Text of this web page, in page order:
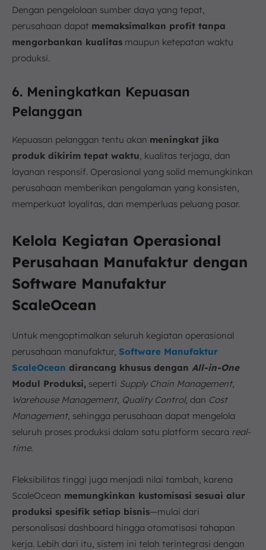
Dengan pengelolaan sumber daya yang tepat,
perusahaan dapat memaksimalkan profit tanpa
mengorbankan kualitas maupun ketepatan waktu
produksi.
6. Meningkatkan Kepuasan
Pelanggan
Kepuasan pelanggan tentu akan meningkat jika
produk dikirim tepat waktu , kualitas terjaga, dan
layanan responsif. Operasional yang solid memungkinkan
perusahaan memberikan pengalaman yang konsisten,
memperkuat loyalitas, dan memperluas peluang pasar.
Kelola Kegiatan Operasional
Perusahaan Manufaktur dengan
Software Manufaktur
ScaleOcean
Untuk mengoptimalkan seluruh kegiatan operasional
perusahaan manufaktur, Software Manufaktur
ScaleOcean dirancang khusus dengan All-in-One
Modul Produksi, seperti Supply Chain Management,
Warehouse Management, Quality Control, dan Cost
Management, sehingga perusahaan dapat mengelola
seluruh proses produksi dalam satu platform secara real-
time.
Fleksibilitas tinggi juga menjadi nilai tambah, karena
ScaleOcean memungkinkan kustomisasi sesuai alur
produksi spesifik setiap bisnis—mulai dari
personalisasi dashboard hingga otomatisasi tahapan
kerja. Lebih dari itu, sistem ini telah terintegrasi dengan